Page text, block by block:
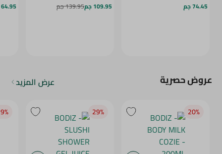
74.45 جم
109.95 جم
139.95 جم
64.95 جم
عروض حصرية عرض المزيد
20‎%‎
29‎%‎